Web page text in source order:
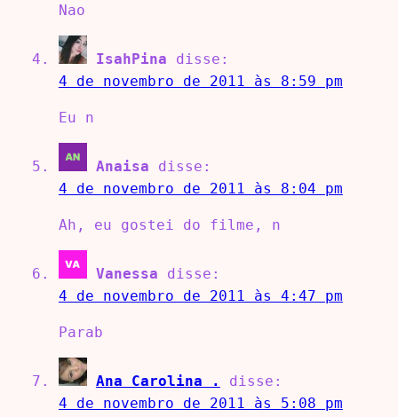
Nao
IsahPina
disse:
4 de novembro de 2011 às 8:59 pm
Eu n
Anaisa
disse:
4 de novembro de 2011 às 8:04 pm
Ah, eu gostei do filme, n
Vanessa
disse:
4 de novembro de 2011 às 4:47 pm
Parab
Ana Carolina .
disse:
4 de novembro de 2011 às 5:08 pm